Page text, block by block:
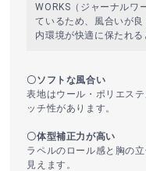
WORKS（ジャーナルワ
ているため、風合いが
内環境が快適に保たれる
〇ソフトな風合い
表地はウール・ポリエス
ッチ性があります。
〇体型補正力が高い
ラペルのロール感と胸の
見えます。